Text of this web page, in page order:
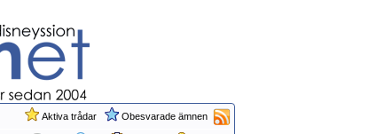
Aktiva trådar Obesvarade ämnen